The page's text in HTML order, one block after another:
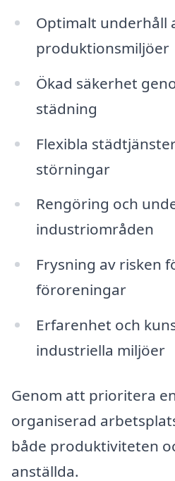
Optimalt underhåll
produktionsmiljöer
Ökad säkerhet
städning
Flexibla
störningar
Rengöring och
industriområden
Frysning av risken
föroreningar
Erfarenhet och
industriella miljöer
Genom att prioritera
organiserad
både produktiviteten
anställda.